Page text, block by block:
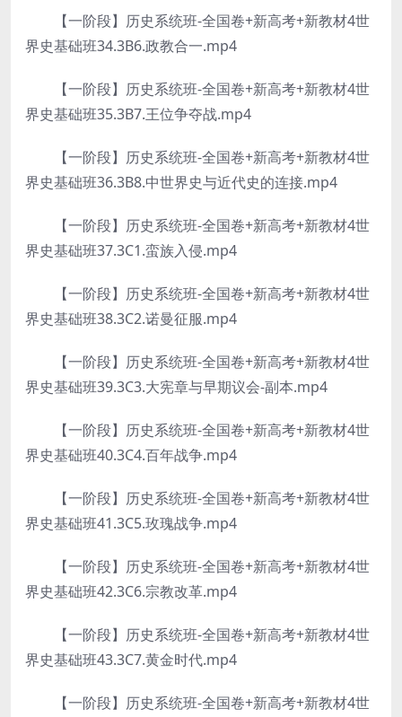
【一阶段】历史系统班-全国卷+新高考+新教材4世
界史基础班34.3B6.政教合一.mp4
【一阶段】历史系统班-全国卷+新高考+新教材4世
界史基础班35.3B7.王位争夺战.mp4
【一阶段】历史系统班-全国卷+新高考+新教材4世
界史基础班36.3B8.中世界史与近代史的连接.mp4
【一阶段】历史系统班-全国卷+新高考+新教材4世
界史基础班37.3C1.蛮族入侵.mp4
【一阶段】历史系统班-全国卷+新高考+新教材4世
界史基础班38.3C2.诺曼征服.mp4
【一阶段】历史系统班-全国卷+新高考+新教材4世
界史基础班39.3C3.大宪章与早期议会-副本.mp4
【一阶段】历史系统班-全国卷+新高考+新教材4世
界史基础班40.3C4.百年战争.mp4
【一阶段】历史系统班-全国卷+新高考+新教材4世
界史基础班41.3C5.玫瑰战争.mp4
【一阶段】历史系统班-全国卷+新高考+新教材4世
界史基础班42.3C6.宗教改革.mp4
【一阶段】历史系统班-全国卷+新高考+新教材4世
界史基础班43.3C7.黄金时代.mp4
【一阶段】历史系统班-全国卷+新高考+新教材4世